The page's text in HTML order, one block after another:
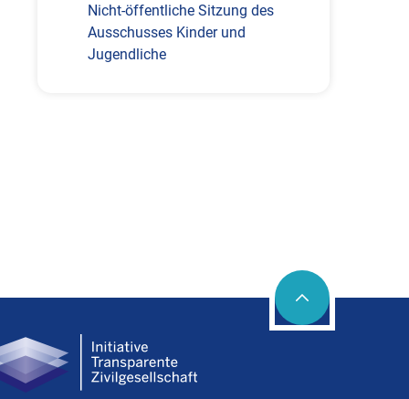
Nicht-öffentliche Sitzung des
Ausschusses Kinder und
Jugendliche